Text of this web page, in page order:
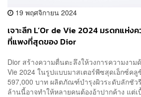
19 พฤศจิกายน 2024
เจาะลึก L’Or de Vie 2024 มรดกแห่ง
ที่แพงที่สุดของ Dior
Dior สร้างความตื่นตะลึงให้วงการความงามด้
Vie 2024 ในรูปแบบมาสเตอร์พีซสุดเอ็กซ์ค
597,000 บาท ผลิตภัณฑ์บำรุงผิวระดับลักชัว
ล้านนี้อาจทำให้หลายคนต้องอ้าปากค้าง แต่เ